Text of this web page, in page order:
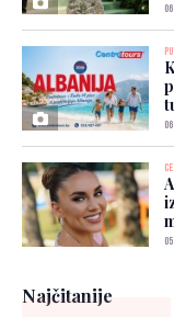
Najčitanije